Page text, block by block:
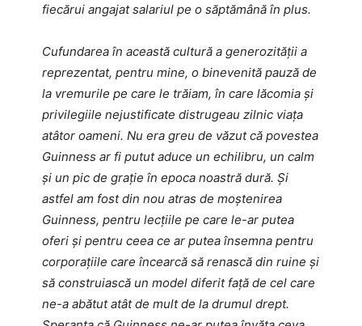
fiecărui angajat salariul pe o săptămână în plus.
Cufundarea în această cultură a generozității a
reprezentat, pentru mine, o binevenită pauză de
la vremurile pe care le trăiam, în care lăcomia și
privilegiile nejustificate distrugeau zilnic viața
atâtor oameni. Nu era greu de văzut că povestea
Guinness ar fi putut aduce un echilibru, un calm
și un pic de grație în epoca noastră dură. Și
astfel am fost din nou atras de moștenirea
Guinness, pentru lecțiile pe care le-ar putea
oferi și pentru ceea ce ar putea însemna pentru
corporațiile care încearcă să renască din ruine și
să construiască un model diferit față de cel care
ne-a abătut atât de mult de la drumul drept.